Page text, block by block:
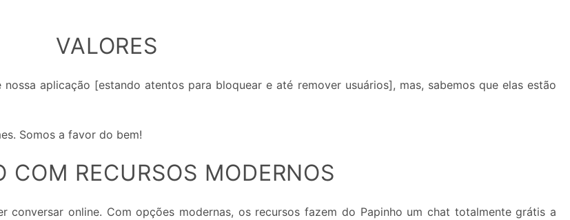
VALORES
aplicação [estando atentos para bloquear e até remover usuários], mas, sabemos que elas estão
Somos a favor do bem!
COM RECURSOS MODERNOS
conversar online. Com opções modernas, os recursos fazem do Papinho um chat totalmente grátis a